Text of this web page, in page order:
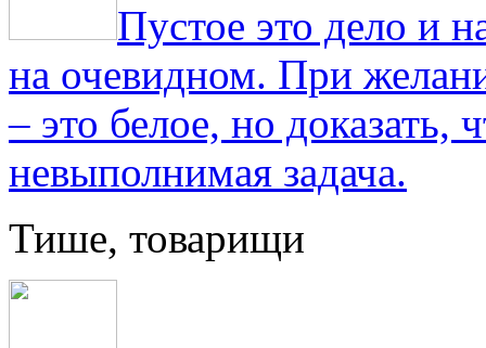
Пустое это дело и
на очевидном. При
– это белое, но доказать,
невыполнимая задача.
Тише, товарищи